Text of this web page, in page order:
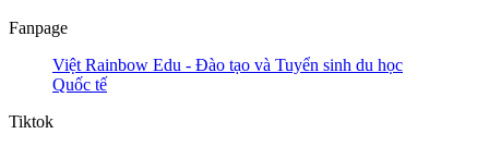
Fanpage
Việt Rainbow Edu - Đào tạo và Tuyển sinh du học
Quốc tế
Tiktok